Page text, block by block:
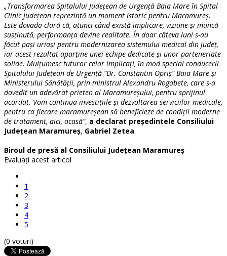
„Transformarea Spitalului Județean de Urgență Baia Mare în Spital
Clinic Județean reprezintă un moment istoric pentru Maramureș.
Este dovada clară că, atunci când există implicare, viziune și muncă
susținută, performanța devine realitate. În doar câteva luni s-au
făcut pași uriași pentru modernizarea sistemului medical din județ,
iar acest rezultat aparține unei echipe dedicate și unor parteneriate
solide. Mulțumesc tuturor celor implicați, în mod special conducerii
Spitalului Județean de Urgență ”Dr. Constantin Opriș” Baia Mare și
Ministerului Sănătății, prin ministrul Alexandru Rogobete, care s-a
dovedit un adevărat prieten al Maramureșului, pentru sprijinul
acordat. Vom continua investițiile și dezvoltarea serviciilor medicale,
pentru ca fiecare maramureșean să beneficieze de condiții moderne
de tratament, aici, acasă”, a declarat președintele Consiliului
Județean Maramureș, Gabriel Zetea.
Biroul de presă al Consiliului Județean Maramureș
Evaluaţi acest articol
1
2
3
4
5
(0 voturi)